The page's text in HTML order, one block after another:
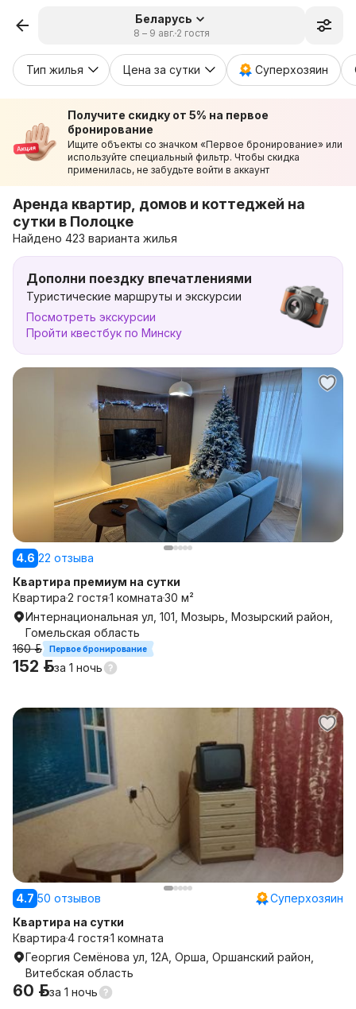
Беларусь
8 – 9 авг. 2 гостя
Тип жилья Цена за сутки Суперхозяин
Получите скидку от 5% на первое
бронирование
Ищите объекты со значком «Первое бронирование» или
используйте специальный фильтр. Чтобы скидка
применилась, не забудьте войти в аккаунт
Аренда квартир, домов и коттеджей на
сутки в Полоцке
Найдено 423 варианта жилья
Дополни поездку впечатлениями
Туристические маршруты и экскурсии
Посмотреть экскурсии
Пройти квестбук по Минску
4.6 22 отзыва
Квартира премиум на сутки
Квартира2 гостя1 комната30 м²
Интернациональная ул, 101, Мозырь, Мозырский район,
Гомельская область
160 р.
Первое бронирование
152 р.за 1 ночь
4.7 50 отзывов
Суперхозяин
Квартира на сутки
Квартира4 гостя1 комната
Георгия Семёнова ул, 12А, Орша, Оршанский район,
Витебская область
60 р.за 1 ночь